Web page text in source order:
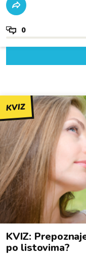
0
KVIZ
KVIZ:
po listovima?